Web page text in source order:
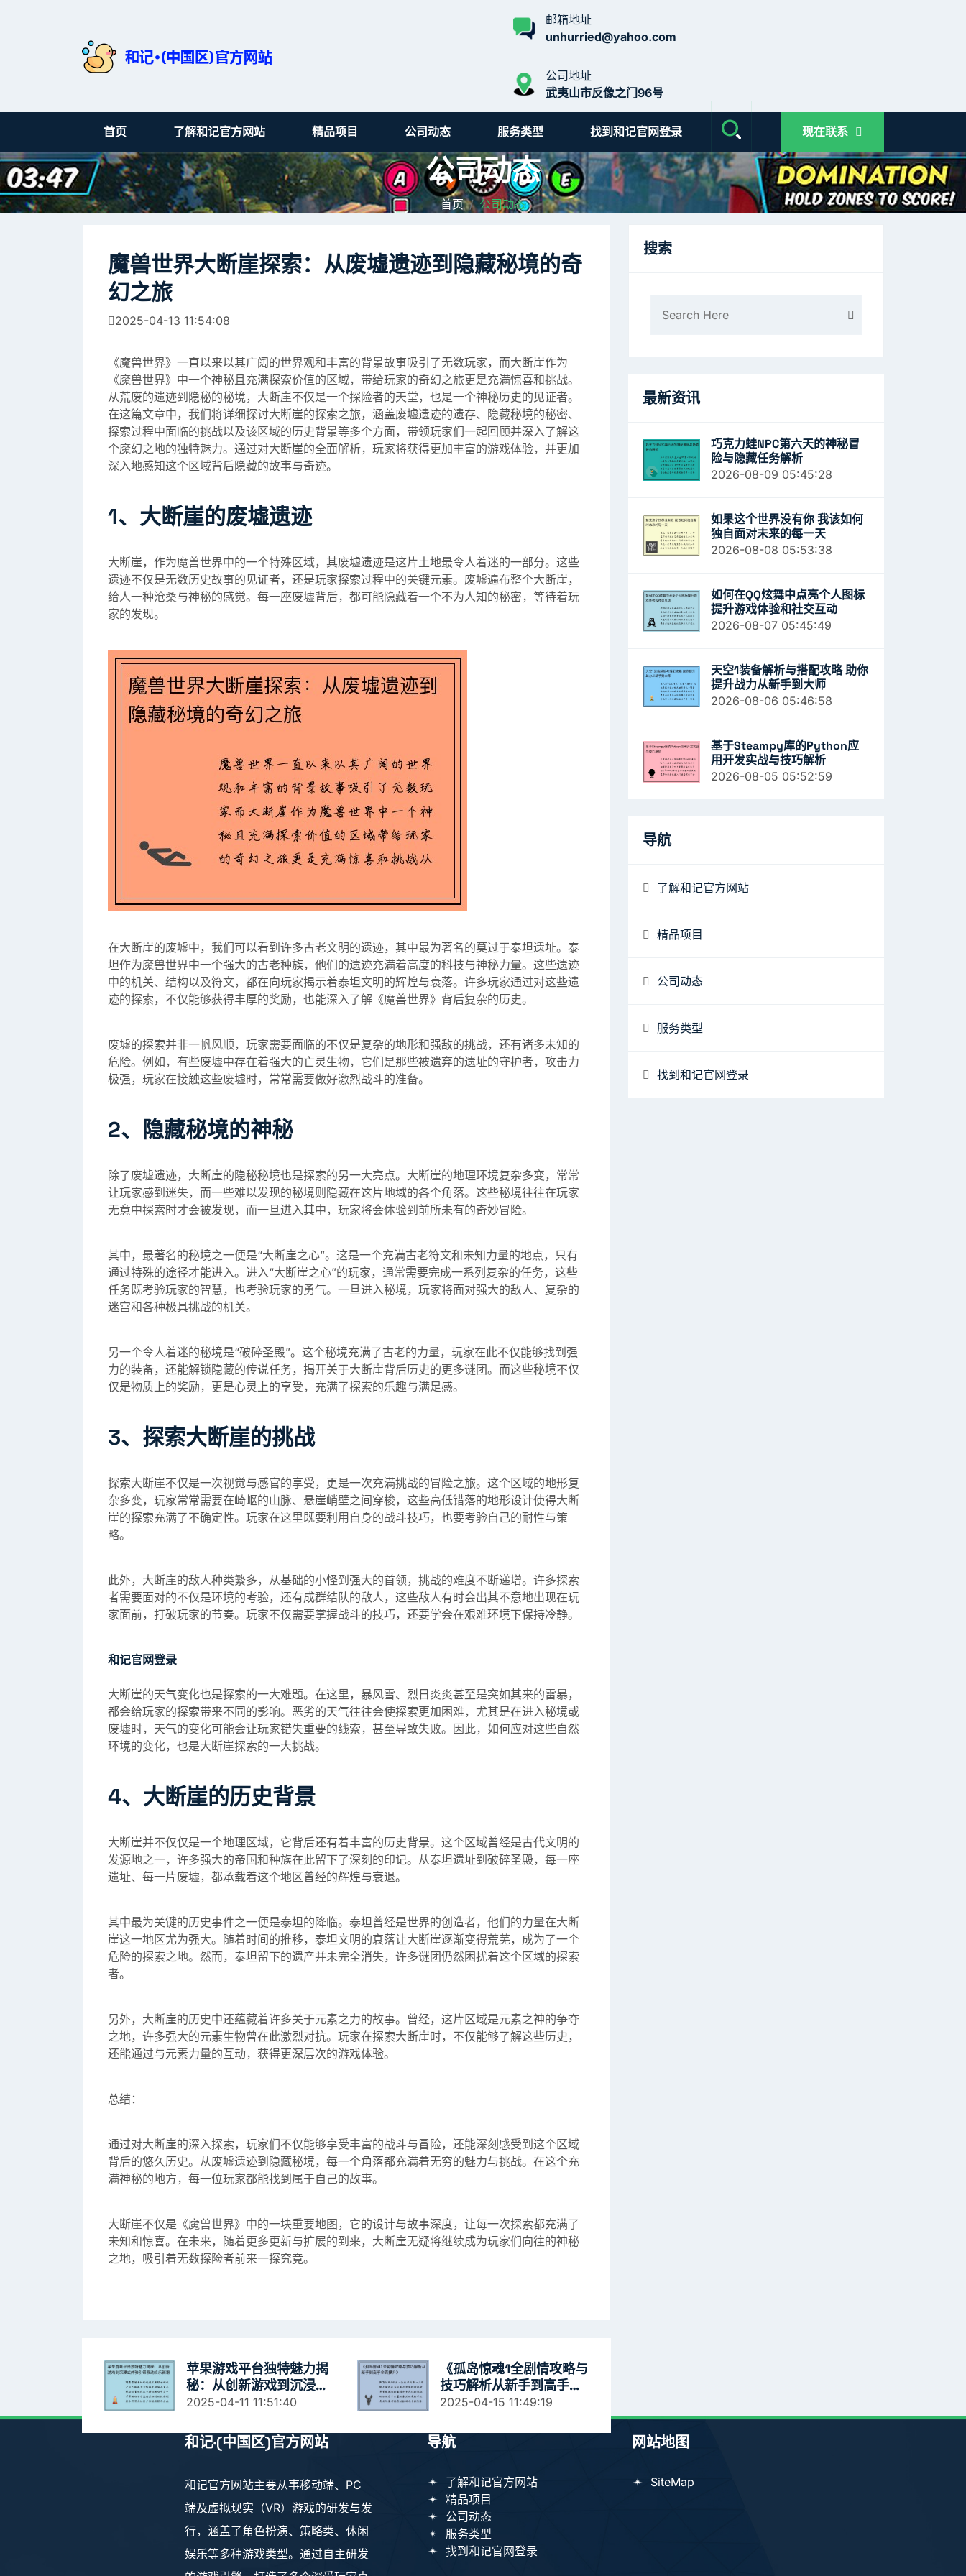
邮箱地址
unhurried@yahoo.com
公司地址
武夷山市反像之门96号
首页 了解和记官方网站 精品项目 公司动态 服务类型 找到和记官网登录 现在联系
公司动态
首页 公司动态
魔兽世界大断崖探索：从废墟遗迹到隐藏秘境的奇
幻之旅
2025-04-13 11:54:08
《魔兽世界》一直以来以其广阔的世界观和丰富的背景故事吸引了无数玩家，而大断崖作为
《魔兽世界》中一个神秘且充满探索价值的区域，带给玩家的奇幻之旅更是充满惊喜和挑战。
从荒废的遗迹到隐秘的秘境，大断崖不仅是一个探险者的天堂，也是一个神秘历史的见证者。
在这篇文章中，我们将详细探讨大断崖的探索之旅，涵盖废墟遗迹的遗存、隐藏秘境的秘密、
探索过程中面临的挑战以及该区域的历史背景等多个方面，带领玩家们一起回顾并深入了解这
个魔幻之地的独特魅力。通过对大断崖的全面解析，玩家将获得更加丰富的游戏体验，并更加
深入地感知这个区域背后隐藏的故事与奇迹。
1、大断崖的废墟遗迹
大断崖，作为魔兽世界中的一个特殊区域，其废墟遗迹是这片土地最令人着迷的一部分。这些
遗迹不仅是无数历史故事的见证者，还是玩家探索过程中的关键元素。废墟遍布整个大断崖，
给人一种沧桑与神秘的感觉。每一座废墟背后，都可能隐藏着一个不为人知的秘密，等待着玩
家的发现。
在大断崖的废墟中，我们可以看到许多古老文明的遗迹，其中最为著名的莫过于泰坦遗址。泰
坦作为魔兽世界中一个强大的古老种族，他们的遗迹充满着高度的科技与神秘力量。这些遗迹
中的机关、结构以及符文，都在向玩家揭示着泰坦文明的辉煌与衰落。许多玩家通过对这些遗
迹的探索，不仅能够获得丰厚的奖励，也能深入了解《魔兽世界》背后复杂的历史。
废墟的探索并非一帆风顺，玩家需要面临的不仅是复杂的地形和强敌的挑战，还有诸多未知的
危险。例如，有些废墟中存在着强大的亡灵生物，它们是那些被遗弃的遗址的守护者，攻击力
极强，玩家在接触这些废墟时，常常需要做好激烈战斗的准备。
2、隐藏秘境的神秘
除了废墟遗迹，大断崖的隐秘秘境也是探索的另一大亮点。大断崖的地理环境复杂多变，常常
让玩家感到迷失，而一些难以发现的秘境则隐藏在这片地域的各个角落。这些秘境往往在玩家
无意中探索时才会被发现，而一旦进入其中，玩家将会体验到前所未有的奇妙冒险。
其中，最著名的秘境之一便是“大断崖之心”。这是一个充满古老符文和未知力量的地点，只有
通过特殊的途径才能进入。进入“大断崖之心”的玩家，通常需要完成一系列复杂的任务，这些
任务既考验玩家的智慧，也考验玩家的勇气。一旦进入秘境，玩家将面对强大的敌人、复杂的
迷宫和各种极具挑战的机关。
另一个令人着迷的秘境是“破碎圣殿”。这个秘境充满了古老的力量，玩家在此不仅能够找到强
力的装备，还能解锁隐藏的传说任务，揭开关于大断崖背后历史的更多谜团。而这些秘境不仅
仅是物质上的奖励，更是心灵上的享受，充满了探索的乐趣与满足感。
3、探索大断崖的挑战
探索大断崖不仅是一次视觉与感官的享受，更是一次充满挑战的冒险之旅。这个区域的地形复
杂多变，玩家常常需要在崎岖的山脉、悬崖峭壁之间穿梭，这些高低错落的地形设计使得大断
崖的探索充满了不确定性。玩家在这里既要利用自身的战斗技巧，也要考验自己的耐性与策
略。
此外，大断崖的敌人种类繁多，从基础的小怪到强大的首领，挑战的难度不断递增。许多探索
者需要面对的不仅是环境的考验，还有成群结队的敌人，这些敌人有时会出其不意地出现在玩
家面前，打破玩家的节奏。玩家不仅需要掌握战斗的技巧，还要学会在艰难环境下保持冷静。
和记官网登录
大断崖的天气变化也是探索的一大难题。在这里，暴风雪、烈日炎炎甚至是突如其来的雷暴，
都会给玩家的探索带来不同的影响。恶劣的天气往往会使探索更加困难，尤其是在进入秘境或
废墟时，天气的变化可能会让玩家错失重要的线索，甚至导致失败。因此，如何应对这些自然
环境的变化，也是大断崖探索的一大挑战。
4、大断崖的历史背景
大断崖并不仅仅是一个地理区域，它背后还有着丰富的历史背景。这个区域曾经是古代文明的
发源地之一，许多强大的帝国和种族在此留下了深刻的印记。从泰坦遗址到破碎圣殿，每一座
遗址、每一片废墟，都承载着这个地区曾经的辉煌与衰退。
其中最为关键的历史事件之一便是泰坦的降临。泰坦曾经是世界的创造者，他们的力量在大断
崖这一地区尤为强大。随着时间的推移，泰坦文明的衰落让大断崖逐渐变得荒芜，成为了一个
危险的探索之地。然而，泰坦留下的遗产并未完全消失，许多谜团仍然困扰着这个区域的探索
者。
另外，大断崖的历史中还蕴藏着许多关于元素之力的故事。曾经，这片区域是元素之神的争夺
之地，许多强大的元素生物曾在此激烈对抗。玩家在探索大断崖时，不仅能够了解这些历史，
还能通过与元素力量的互动，获得更深层次的游戏体验。
总结：
通过对大断崖的深入探索，玩家们不仅能够享受丰富的战斗与冒险，还能深刻感受到这个区域
背后的悠久历史。从废墟遗迹到隐藏秘境，每一个角落都充满着无穷的魅力与挑战。在这个充
满神秘的地方，每一位玩家都能找到属于自己的故事。
大断崖不仅是《魔兽世界》中的一块重要地图，它的设计与故事深度，让每一次探索都充满了
未知和惊喜。在未来，随着更多更新与扩展的到来，大断崖无疑将继续成为玩家们向往的神秘
之地，吸引着无数探险者前来一探究竟。
苹果游戏平台独特魅力揭
秘：从创新游戏到沉浸式
体验引领移动娱乐新潮流
2025-04-11 11:51:40
《孤岛惊魂1全剧情攻略与
技巧解析从新手到高手全
面提升》
2025-04-15 11:49:19
搜索
最新资讯
巧克力蛙NPC第六天的神秘冒
险与隐藏任务解析
2026-08-09 05:45:28
如果这个世界没有你 我该如何
独自面对未来的每一天
2026-08-08 05:53:38
如何在QQ炫舞中点亮个人图标
提升游戏体验和社交互动
2026-08-07 05:45:49
天空1装备解析与搭配攻略 助你
提升战力从新手到大师
2026-08-06 05:46:58
基于Steampy库的Python应
用开发实战与技巧解析
2026-08-05 05:52:59
导航
了解和记官方网站
精品项目
公司动态
服务类型
找到和记官网登录
和记·(中国区)官方网站
和记官方网站主要从事移动端、PC
端及虚拟现实（VR）游戏的研发与发
行，涵盖了角色扮演、策略类、休闲
娱乐等多种游戏类型。通过自主研发
导航
了解和记官方网站
精品项目
公司动态
服务类型
找到和记官网登录
网站地图
SiteMap